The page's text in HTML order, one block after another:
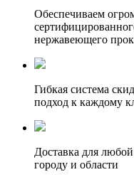
Обеспечиваем
нержавеющего
Гибкая система
подход к каждому
Доставка для
городу и области